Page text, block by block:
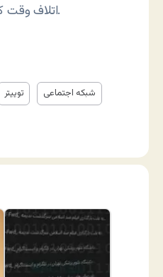
اتلاف وقت کاربران مثل روز روشن است.
توییتر شبکه اجتماعی